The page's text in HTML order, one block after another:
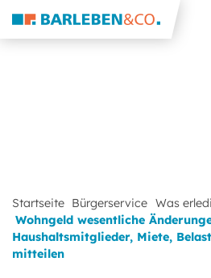
Startseite Bürgerservice Was
Wohngeld wesentliche
Haushaltsmitglieder, Miete,
mitteilen